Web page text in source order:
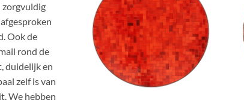
zorgvuldig
Ook de
rond de
duidelijk en
zelf is van
We hebben